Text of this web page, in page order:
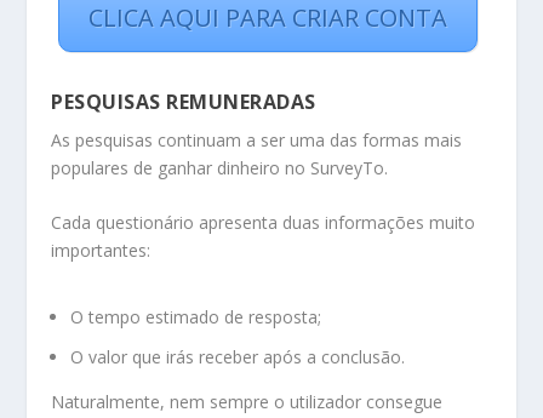
CLICA AQUI PARA CRIAR CONTA
PESQUISAS REMUNERADAS
As pesquisas continuam a ser uma das formas mais
populares de ganhar dinheiro no SurveyTo.
Cada questionário apresenta duas informações muito
importantes:
O tempo estimado de resposta;
O valor que irás receber após a conclusão.
Naturalmente, nem sempre o utilizador consegue